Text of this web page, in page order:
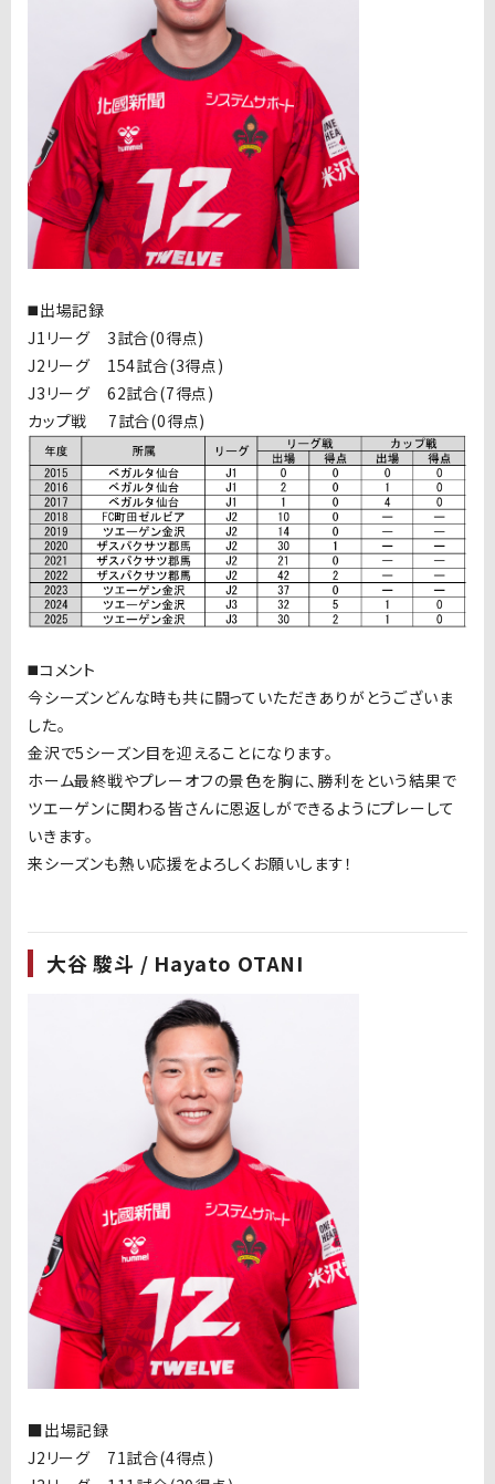
◼️出場記録
J1リーグ 3試合(0得点)
J2リーグ 154試合(3得点)
J3リーグ 62試合(7得点)
カップ戦 7試合(0得点)
◼️コメント
今シーズンどんな時も共に闘っていただきありがとうございま
した。
金沢で5シーズン目を迎えることになります。
ホーム最終戦やプレーオフの景色を胸に、勝利をという結果で
ツエーゲンに関わる皆さんに恩返しができるようにプレーして
いきます。
来シーズンも熱い応援をよろしくお願いします！
大谷 駿斗 / Hayato OTANI
■出場記録
J2リーグ 71試合(4得点)